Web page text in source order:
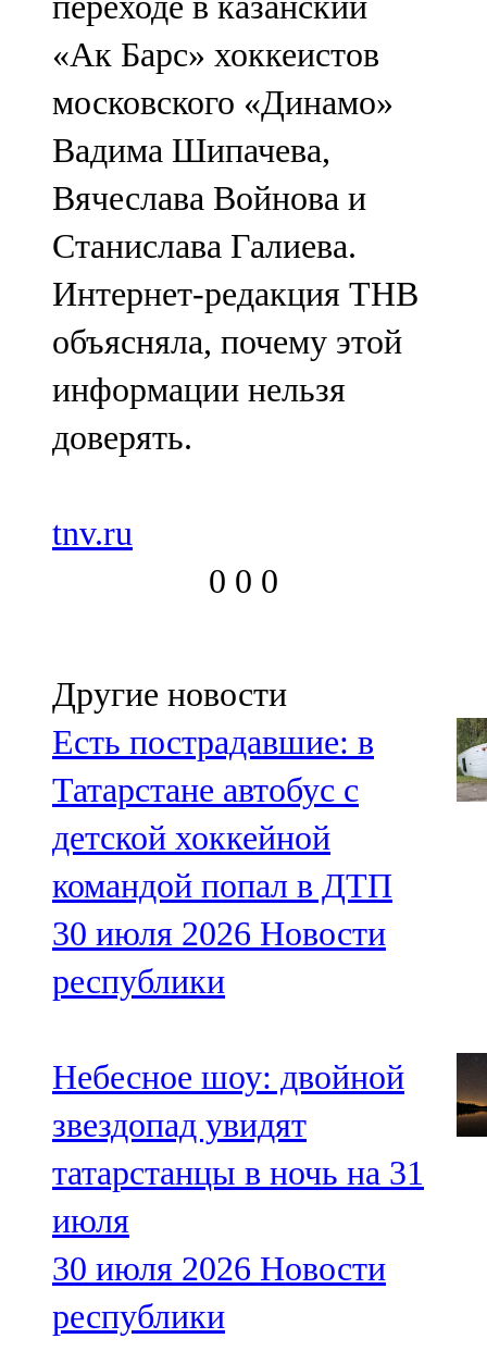
«Ак Барс» хоккеистов
московского «Динамо»
Вадима Шипачева,
Вячеслава Войнова и
Станислава Галиева.
Интернет-редакция ТНВ
объясняла, почему этой
информации нельзя
доверять.
tnv.ru
0 0 0
Другие новости
Есть пострадавшие: в
Татарстане автобус с
детской хоккейной
командой попал в ДТП
30 июля 2026 Новости
республики
Небесное шоу: двойной
звездопад увидят
татарстанцы в ночь на 31
июля
30 июля 2026 Новости
республики